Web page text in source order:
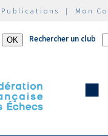
Publications | Mon
Rechercher un club